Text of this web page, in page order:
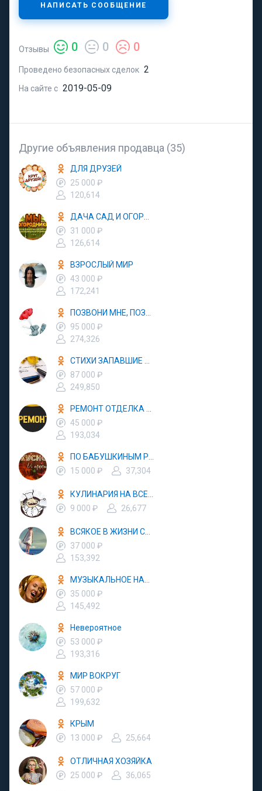
НАПИСАТЬ СООБЩЕНИЕ
Отзывы 0 0 0
Проведено безопасных сделок 2
На сайте с 2019-05-09
Другие объявления продавца (35)
ДЛЯ ДРУЗЕЙ
25 000 ₽
120,614
31 000 ₽
126,614
ВЗРОСЛЫЙ МИР
43 000 ₽
172,241
95 000 ₽
274,326
87 000 ₽
249,850
45 000 ₽
193,034
15 000 ₽
37,304
9 000 ₽
26,677
37 000 ₽
153,392
35 000 ₽
145,492
Невероятное
53 000 ₽
193,316
МИР ВОКРУГ
57 000 ₽
199,632
КРЫМ
13 000 ₽
25,664
ОТЛИЧНАЯ ХОЗЯЙКА
25 000 ₽
36,065